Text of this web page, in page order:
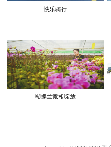
快乐骑行
蝴蝶兰竞相绽放